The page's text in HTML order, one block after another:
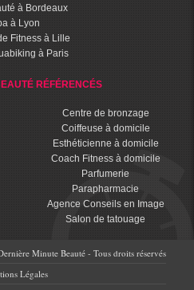
à Bordeaux
à Lyon
Fitness à Lille
à Paris
RÉFÉRENCÉS
Centre de bronzage
Coiffeuse à domicile
Esthéticienne à domicile
Coach Fitness à domicile
Parfumerie
Parapharmacie
Agence Conseils en Image
Salon de tatouage
Minute Beauté - Tous droits réservés
Légales